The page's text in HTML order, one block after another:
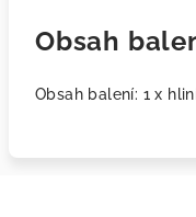
Obsah
Obsah balení: 1 x